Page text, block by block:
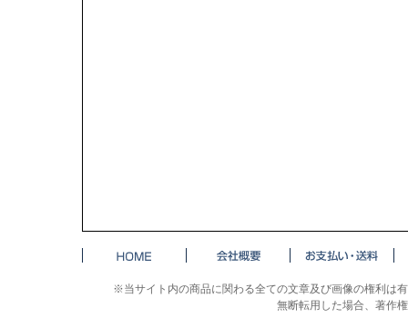
※当サイト内の商品に関わる全ての文章及び画像の権利は
無断転用した場合、著作